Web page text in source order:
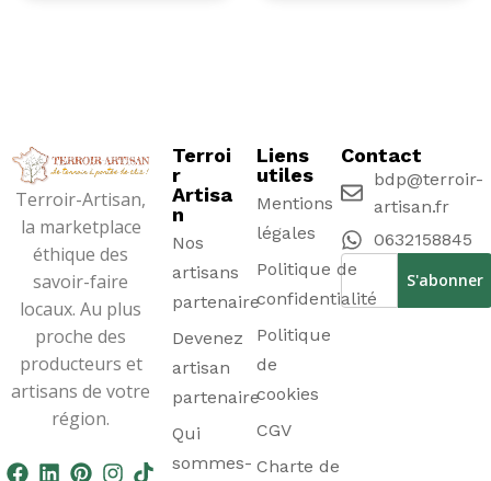
Terroir-Artisan,
la marketplace
éthique des
savoir-faire
locaux. Au plus
proche des
producteurs et
artisans de votre
région.
Terroi
r
Artisa
n
Nos
artisans
partenaire
Devenez
artisan
partenaire
Qui
sommes-
Liens
utiles
Mentions
légales
Politique de
confidentialité
Politique
de
cookies
CGV
Charte de
Contact
bdp@terroir-
artisan.fr
0632158845